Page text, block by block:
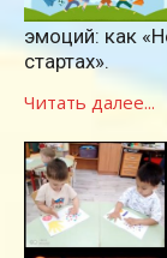
эмоций: как
стартах».
Читать далее...